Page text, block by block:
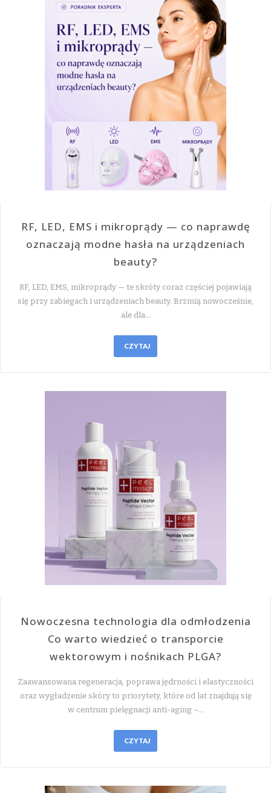
RF, LED, EMS i mikroprądy — co naprawdę
oznaczają modne hasła na urządzeniach
beauty?
RF, LED, EMS, mikroprądy — te skróty coraz częściej pojawiają
się przy zabiegach i urządzeniach beauty. Brzmią nowocześnie,
ale dla…
CZYTAJ
Nowoczesna technologia dla odmłodzenia
Co warto wiedzieć o transporcie
wektorowym i nośnikach PLGA?
Zaawansowana regeneracja, poprawa jędrności i elastyczności
oraz wygładzenie skóry to priorytety, które od lat znajdują się
w centrum pielęgnacji anti-aging –…
CZYTAJ